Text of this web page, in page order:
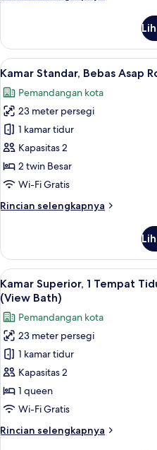
extra))
Kamar
Superior,
Bebas
Rokok
(2
beds
(+
extra))
Lihat
semua
foto
untuk
Kamar
Standar,
Bebas
Asap
(2
4
Kamar Standar, Bebas Asap
Pemandangan kota
23 meter persegi
1 kamar tidur
Kapasitas 2
2 twin Besar
Wi-Fi Gratis
Rincian selengkapnya
Rincian
Kamar
Standar,
Bebas
Asap
Rokok
(2
beds)
Lihat
semua
foto
untuk
Kamar
Superior,
1
Tempat
Tidur
Bebas
6
Kamar Superior, 1 Tempat
(View Bath)
Pemandangan kota
23 meter persegi
1 kamar tidur
Kapasitas 2
1 queen
Wi-Fi Gratis
Rincian selengkapnya
Rincian